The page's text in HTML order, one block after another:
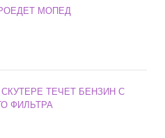
МОПЕД
ТЕЧЕТ БЕНЗИН С
ФИЛЬТРА